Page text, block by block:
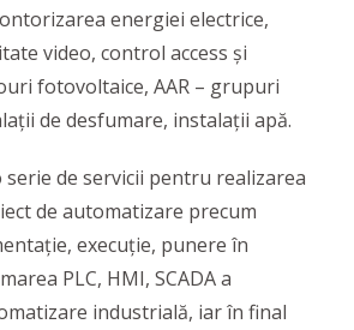
energiei electrice,
video, control access şi
fotovoltaice, AAR – grupuri
de desfumare, instalaţii apă.
de servicii pentru realizarea
de automatizare precum
execuţie, punere în
PLC, HMI, SCADA a
industrială, iar în final